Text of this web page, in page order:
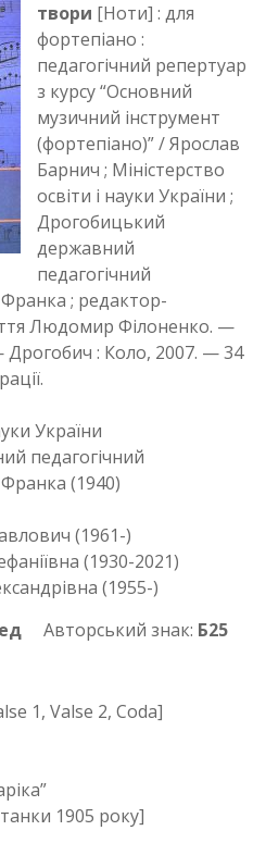
твори [Ноти] : для
фортепіано :
педагогічний репертуар
з курсу “Основний
музичний інструмент
(фортепіано)” / Ярослав
Барнич ; Міністерство
освіти і науки України ;
Дрогобицький
державний
педагогічний
Франка ; редактор-
Людомир Філоненко. —
: Коло, 2007. — 34
України
педагогічний
Франка (1940)
(1961-)
(1930-2021)
(1955-)
Авторський знак: Б25
1, Valse 2, Coda]
1905 року]